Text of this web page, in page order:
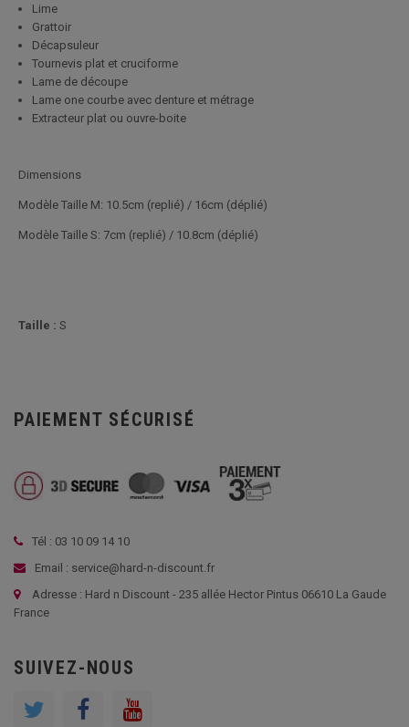
Lime
Grattoir
Décapsuleur
Tournevis plat et cruciforme
Lame de découpe
Lame one courbe avec denture et métrage
Extracteur plat ou ouvre-boite
Dimensions
Modèle Taille M: 10.5cm (replié) / 16cm (déplié)
Modèle Taille S: 7cm (replié) / 10.8cm (déplié)
Taille : S
PAIEMENT SÉCURISÉ
Tél : 03 10 09 14 10
Email : service@hard-n-discount.fr
Adresse : Hard n Discount - 235 allée Hector Pintus 06610 La Gaude
France
SUIVEZ-NOUS